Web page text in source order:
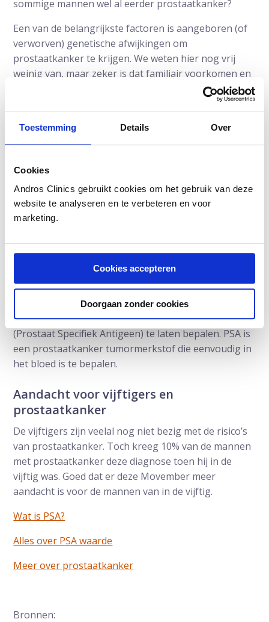
Toestemming Details Over
Cookies
Andros Clinics gebruikt cookies om het gebruik van deze
website te analyseren en te verbeteren en voor
marketing.
Cookies accepteren
Doorgaan zonder cookies
sommige mannen wel al eerder prostaatkanker?
Een van de belangrijkste factoren is aangeboren (of
verworven) genetische afwijkingen om
prostaatkanker te krijgen. We weten hier nog vrij
weinig van, maar zeker is dat familiair voorkomen en
genetische afwijkingen bij vroegtijdig optreden van
prostaatkanker een belangrijke rol spelen. Ook
hebben een hoger risico.
oom) dan is er mogelijk een verhoogd risico. Reeds
bekende genetische afwijkingen zijn, naast enkele
andere, BRCA 1 en vooral BRCA 2, een genmutatie
(verandering) die ook bij vrouwen met borstkanker
kanker veel in de familie voorkomt. Maar genetisch
onderzoek is in Nederland geen routine.
Het is veel eenvoudiger en goedkoper om bij een
verhoogd risico vroeg (vanaf 45 jaar) het PSA
(Prostaat Specifiek Antigeen) te laten bepalen. PSA is
een prostaatkanker tumormerkstof die eenvoudig in
het bloed is te bepalen.
Aandacht voor vijftigers en
prostaatkanker
De vijftigers zijn veelal nog niet bezig met de risico’s
van prostaatkanker. Toch kreeg 10% van de mannen
met prostaatkanker deze diagnose toen hij in de
vijftig was. Goed dat er deze Movember meer
aandacht is voor de mannen van in de vijftig.
Wat is PSA?
Alles over PSA waarde
Meer over prostaatkanker
Bronnen: